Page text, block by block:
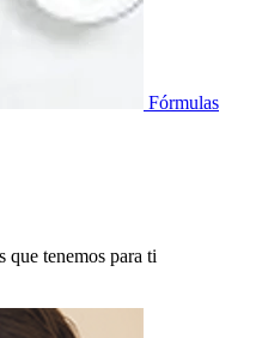
Fórmulas
que tenemos para ti